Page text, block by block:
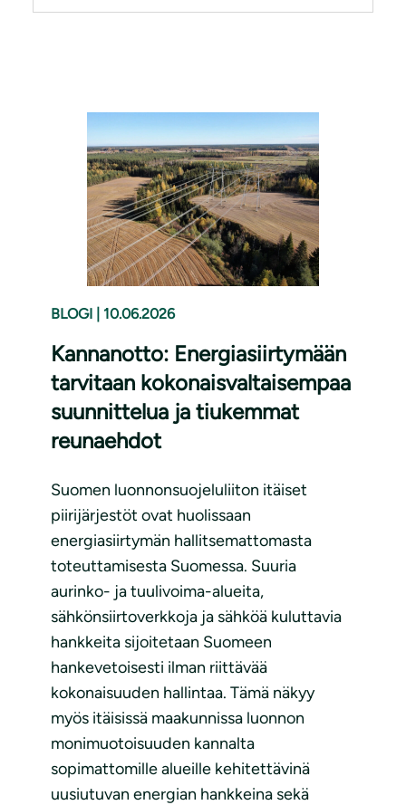
BLOGI 10.06.2026
Kannanotto: Energiasiirtymään
tarvitaan kokonaisvaltaisempaa
suunnittelua ja tiukemmat
reunaehdot
Suomen luonnonsuojeluliiton itäiset
piirijärjestöt ovat huolissaan
energiasiirtymän hallitsemattomasta
toteuttamisesta Suomessa. Suuria
aurinko- ja tuulivoima-alueita,
sähkönsiirtoverkkoja ja sähköä kuluttavia
hankkeita sijoitetaan Suomeen
hankevetoisesti ilman riittävää
kokonaisuuden hallintaa. Tämä näkyy
myös itäisissä maakunnissa luonnon
monimuotoisuuden kannalta
sopimattomille alueille kehitettävinä
uusiutuvan energian hankkeina sekä